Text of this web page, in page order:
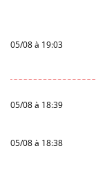
05/08 à 19:03
05/08 à 18:39
05/08 à 18:38